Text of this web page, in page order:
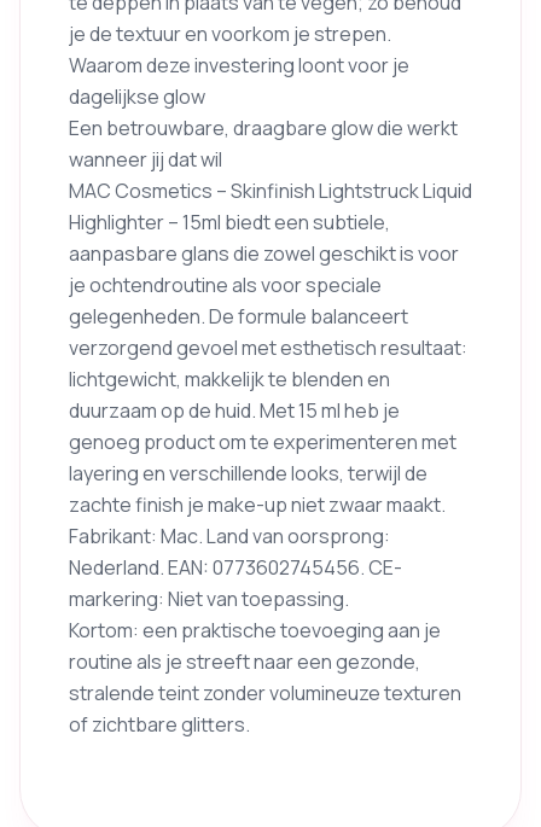
je de textuur en voorkom je strepen.
Waarom deze investering loont voor je
dagelijkse glow
Een betrouwbare, draagbare glow die werkt
wanneer jij dat wil
MAC Cosmetics – Skinfinish Lightstruck Liquid
Highlighter – 15ml biedt een subtiele,
aanpasbare glans die zowel geschikt is voor
je ochtendroutine als voor speciale
gelegenheden. De formule balanceert
verzorgend gevoel met esthetisch resultaat:
lichtgewicht, makkelijk te blenden en
duurzaam op de huid. Met 15 ml heb je
genoeg product om te experimenteren met
layering en verschillende looks, terwijl de
zachte finish je make-up niet zwaar maakt.
Fabrikant: Mac. Land van oorsprong:
Nederland. EAN: 0773602745456. CE-
markering: Niet van toepassing.
Kortom: een praktische toevoeging aan je
routine als je streeft naar een gezonde,
stralende teint zonder volumineuze texturen
of zichtbare glitters.